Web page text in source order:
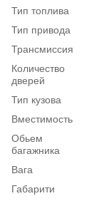
Тип топлива
Тип привода
Трансмиссия
Количество
дверей
Тип кузова
Вместимость
Обьем
багажника
Вага
Габарити